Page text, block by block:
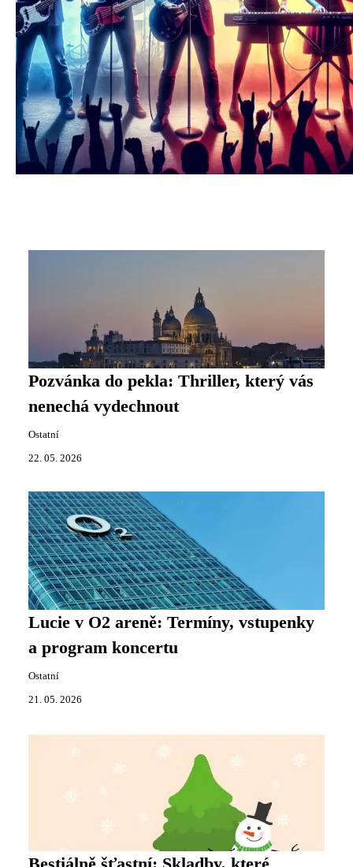
Pozvánka do pekla: Thriller, který vás
nenechá vydechnout
Ostatní
22. 05. 2026
Lucie v O2 areně: Termíny, vstupenky
a program koncertu
Ostatní
21. 05. 2026